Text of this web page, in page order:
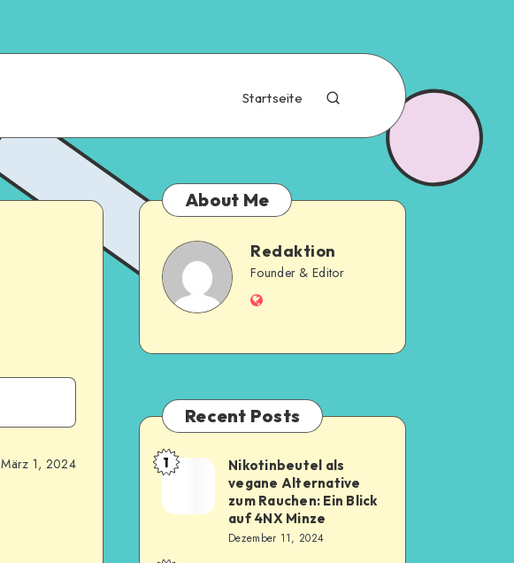
Startseite
März 1, 2024
About Me
Redaktion
Founder & Editor
Recent Posts
1
Nikotinbeutel als
vegane Alternative
zum Rauchen: Ein Blick
auf 4NX Minze
Dezember 11, 2024